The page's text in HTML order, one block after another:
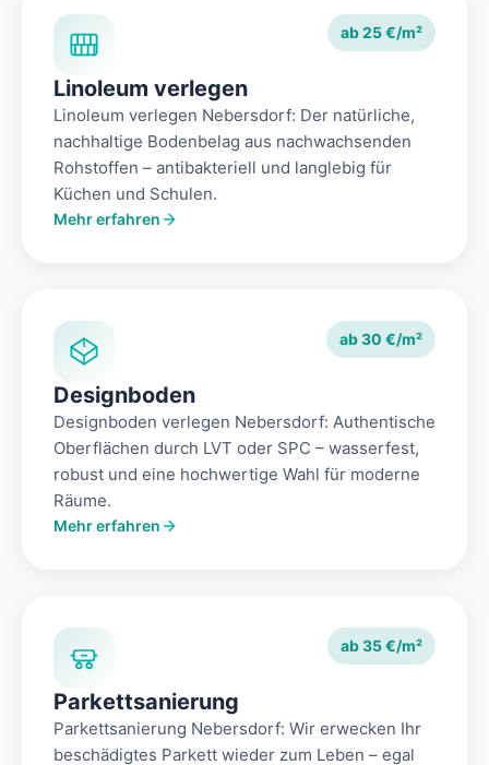
ab 25 €/m²
Linoleum verlegen
Linoleum verlegen Nebersdorf: Der natürliche,
nachhaltige Bodenbelag aus nachwachsenden
Rohstoffen – antibakteriell und langlebig für
Küchen und Schulen.
Mehr erfahren
ab 30 €/m²
Designboden
Designboden verlegen Nebersdorf: Authentische
Oberflächen durch LVT oder SPC – wasserfest,
robust und eine hochwertige Wahl für moderne
Räume.
Mehr erfahren
ab 35 €/m²
Parkettsanierung
Parkettsanierung Nebersdorf: Wir erwecken Ihr
beschädigtes Parkett wieder zum Leben – egal